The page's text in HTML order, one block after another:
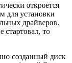
откроется
для установки
драйверов.
то
созданный диск